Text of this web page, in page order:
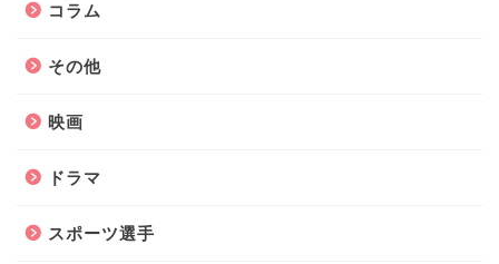
コラム
その他
映画
ドラマ
スポーツ選手